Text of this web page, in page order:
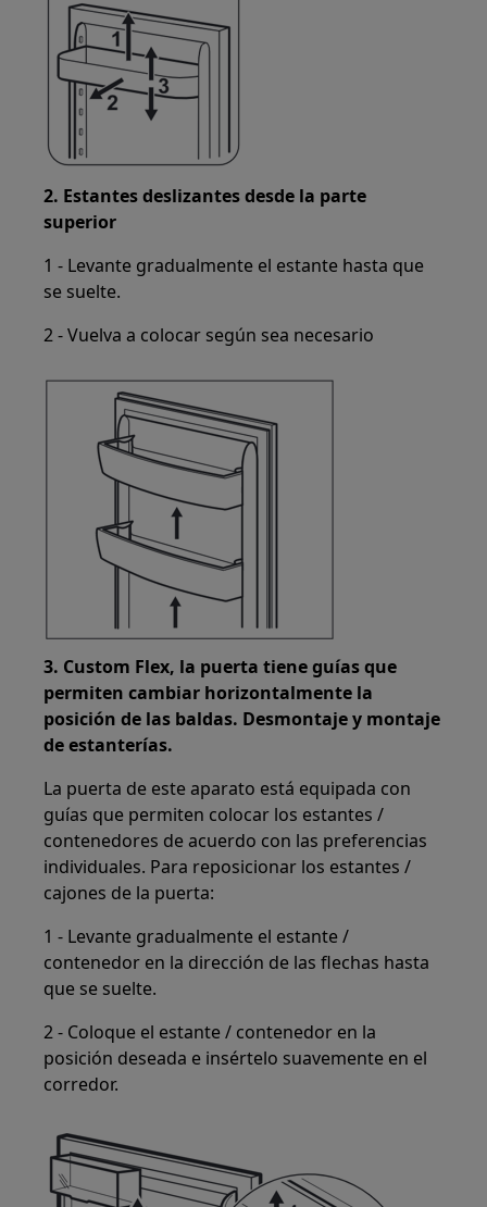
2. Estantes deslizantes desde la parte
superior
1 - Levante gradualmente el estante hasta que
se suelte.
2 - Vuelva a colocar según sea necesario
3. Custom Flex, la puerta tiene guías que
permiten cambiar horizontalmente la
posición de las baldas. Desmontaje y montaje
de estanterías.
La puerta de este aparato está equipada con
guías que permiten colocar los estantes /
contenedores de acuerdo con las preferencias
individuales. Para reposicionar los estantes /
cajones de la puerta:
1 - Levante gradualmente el estante /
contenedor en la dirección de las flechas hasta
que se suelte.
2 - Coloque el estante / contenedor en la
posición deseada e insértelo suavemente en el
corredor.